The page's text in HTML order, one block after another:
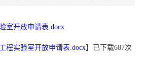
室开放申请表.docx
程实验室开放申请表.docx】已下载687次